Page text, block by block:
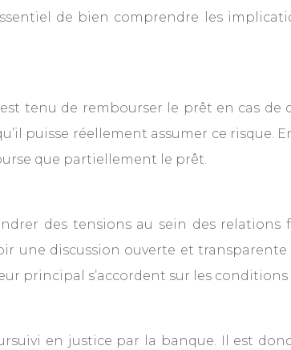
de bien comprendre les
tenu de rembourser le prêt en cas
puisse réellement assumer ce risque.
que partiellement le prêt.
des tensions au sein des
une discussion ouverte et
principal s’accordent sur les
en justice par la banque. Il est